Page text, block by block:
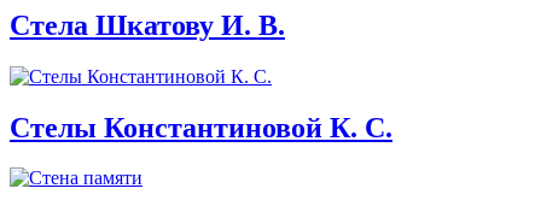
Стела Шкатову И. В.
Стелы Константиновой К. С.